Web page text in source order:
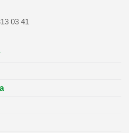
03 41